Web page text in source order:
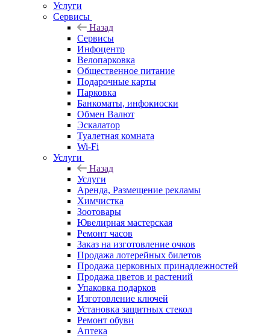
Услуги
Сервисы
Назад
Сервисы
Инфоцентр
Велопарковка
Общественное питание
Подарочные карты
Парковка
Банкоматы, инфокиоски
Обмен Валют
Эскалатор
Туалетная комната
Wi-Fi
Услуги
Назад
Услуги
Аренда, Размещение рекламы
Химчистка
Зоотовары
Ювелирная мастерская
Ремонт часов
Заказ на изготовление очков
Продажа лотерейных билетов
Продажа церковных принадлежностей
Продажа цветов и растений
Упаковка подарков
Изготовление ключей
Установка защитных стекол
Ремонт обуви
Аптека